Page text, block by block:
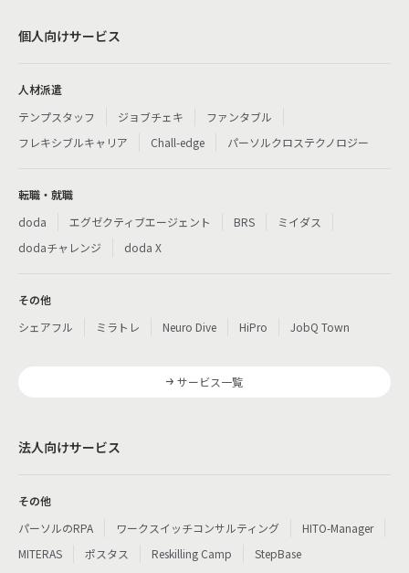
個人向けサービス
人材派遣
テンプスタッフ
ジョブチェキ
ファンタブル
フレキシブルキャリア
Chall-edge パーソルクロステクノロジー
転職・就職
doda
エグゼクティブエージェント BRS
ミイダス
dodaチャレンジ
doda X
その他
シェアフル
ミラトレ Neuro Dive HiPro JobQ Town
サービス一覧
法人向けサービス
その他
パーソルのRPA
ワークスイッチコンサルティング
HITO-Manager
MITERAS
ポスタス Reskilling Camp StepBase